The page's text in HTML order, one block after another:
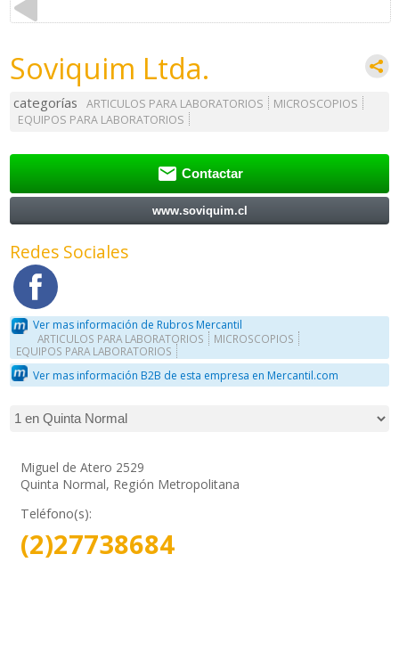
Soviquim Ltda.
categorías ARTICULOS PARA LABORATORIOS
MICROSCOPIOS
EQUIPOS PARA LABORATORIOS
 Contactar
www.soviquim.cl
Redes Sociales
Ver mas información de Rubros Mercantil
ARTICULOS PARA LABORATORIOS
MICROSCOPIOS
EQUIPOS PARA LABORATORIOS
Ver mas información B2B de esta empresa en Mercantil.com
Miguel de Atero 2529
Quinta Normal, Región Metropolitana
Teléfono(s):
(2)27738684